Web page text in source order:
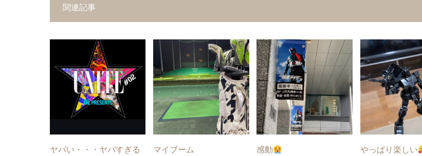
関連記事
ヤバい・・・ヤバすぎる マイブーム 感動 やっぱり楽しい